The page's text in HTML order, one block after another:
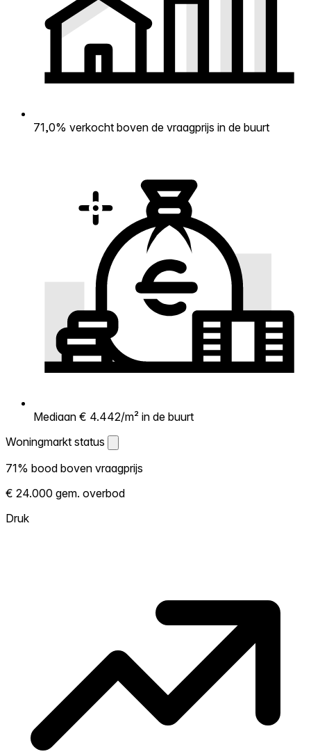
71,0% verkocht boven de vraagprijs in de buurt
Mediaan € 4.442/m² in de buurt
Woningmarkt status
Woningmarkt status
Laat zien hoe competitief de markt hier is.
Hoe meer woningen boven vraagprijs
verkopen, hoe heter. Heet? Verwacht
71% bood boven vraagprijs
€ 24.000 gem. overbod
Druk